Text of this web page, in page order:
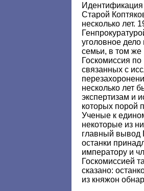
Старой
несколько лет.
уголовное дело
семьи, в том же
Госкомиссия
связанных с
несколько лет
экспертизам и
которых порой
Ученые к
некоторые из
главный вывод
останки
императору и
Госкомиссией
сказано:
из княжон